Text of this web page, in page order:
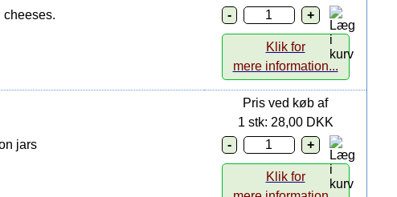
cheeses.
Klik for
mere information...
jars
Pris ved køb af
1 stk: 28,00 DKK
Klik for